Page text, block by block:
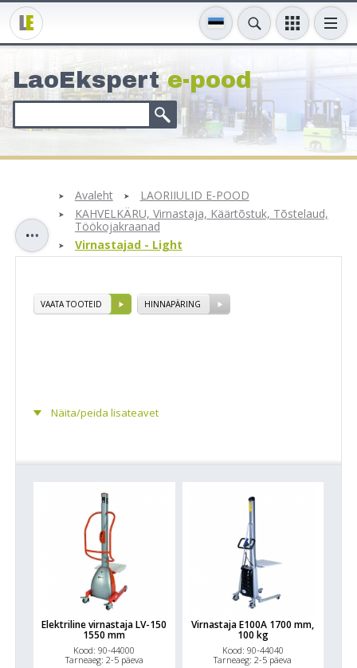
LaoEksperte-pood
Avaleht
LAORIIULID E-POOD
KAHVELKÄRU, Virnastaja, Käärtõstuk, Tõstelaud,
Töökojakraanad
Virnastajad - Light
VAATA TOOTEID HINNAPÄRING
Näita/peida lisateavet
Elektriline virnastaja LV-150
1550 mm
Kood: 90-44000
Tarneaeg: 2-5 päeva
Virnastaja E100A 1700 mm,
100 kg
Kood: 90-44040
Tarneaeg: 2-5 päeva